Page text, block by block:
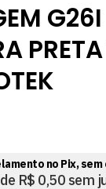
G26I
PRETA